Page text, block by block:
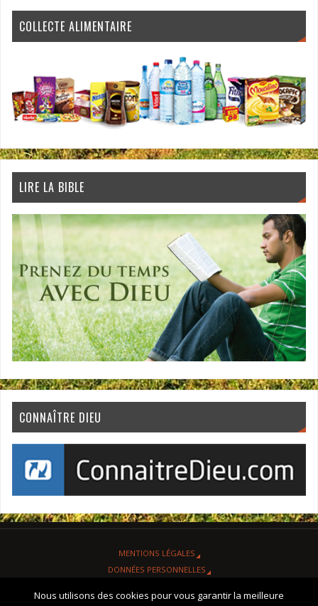
COLLECTE ALIMENTAIRE
LIRE LA BIBLE
CONNAÎTRE DIEU
MENTIONS LÉGALES
DONNÉES PERSONNELLES
CONTACT
Nous utilisons des cookies pour vous garantir la meilleure